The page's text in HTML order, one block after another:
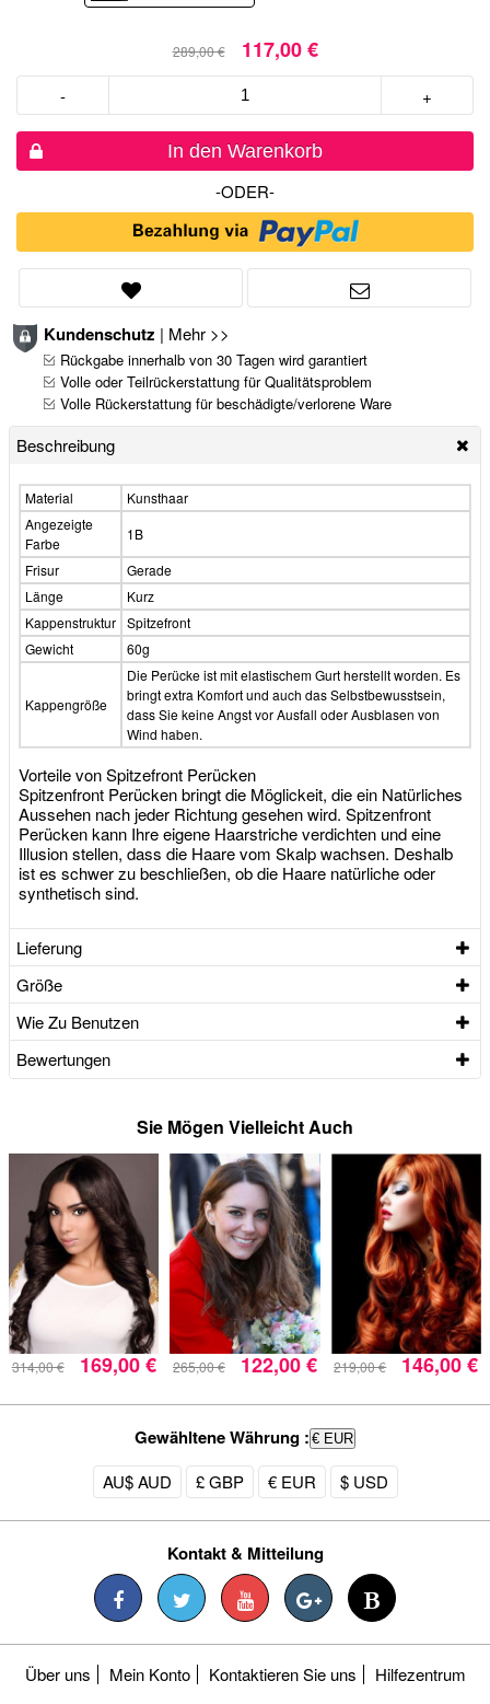
289,00 € 117,00 €
- +
In den Warenkorb
-ODER-
Kundenschutz | Mehr >>
Rückgabe innerhalb von 30 Tagen wird garantiert
Volle oder Teilrückerstattung für Qualitätsproblem
Volle Rückerstattung für beschädigte/verlorene Ware
Beschreibung
Material
Kunsthaar
Angezeigte
Farbe
1B
Frisur
Gerade
Länge
Kurz
Kappenstruktur Spitzefront
Gewicht
60g
Kappengröße
Die Perücke ist mit elastischem Gurt herstellt worden. Es
bringt extra Komfort und auch das Selbstbewusstsein,
dass Sie keine Angst vor Ausfall oder Ausblasen von
Wind haben.
Vorteile von Spitzefront Perücken
Spitzenfront Perücken bringt die Möglickeit, die ein Natürliches
Aussehen nach jeder Richtung gesehen wird. Spitzenfront
Perücken kann Ihre eigene Haarstriche verdichten und eine
Illusion stellen, dass die Haare vom Skalp wachsen. Deshalb
ist es schwer zu beschließen, ob die Haare natürliche oder
synthetisch sind.
Lieferung
Größe
Wie Zu Benutzen
Bewertungen
Sie Mögen Vielleicht Auch
314,00 € 169,00 € 265,00 € 122,00 € 219,00 € 146,00 €
Gewähltene Währung : € EUR
AU$ AUD £ GBP € EUR $ USD
Kontakt & Mitteilung
Über uns Mein Konto Kontaktieren Sie uns Hilfezentrum